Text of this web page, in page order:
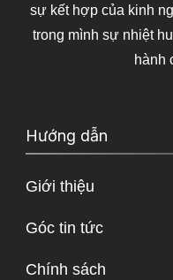
sự kết hợp của kinh
trong mình sự nhiệt
hành
Hướng dẫn
Giới thiệu
Góc tin tức
Chính sách